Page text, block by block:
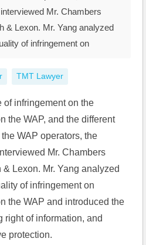
Mr. Chambers
& Lexon. Mr. Yang analyzed
of infringement on
TMT Lawyer
of infringement on the
the WAP, and the different
WAP operators, the
Mr. Chambers
Lexon. Mr. Yang analyzed
of infringement on
the WAP and introduced the
right of information, and
protection.